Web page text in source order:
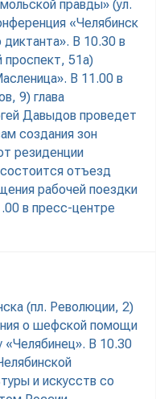
правды» (ул.
«Челябинск
В 10.30 в
проспект, 51а)
В 11.00 в
9) глава
Давыдов проведет
создания зон
резиденции
отъезд
рабочей поездки
в пресс-центре
(пл. Революции, 2)
о шефской помощи
В 10.30
и искусств со